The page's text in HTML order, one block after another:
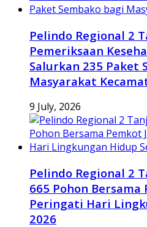
Pelindo Regional 2
Pemeriksaan
Salurkan 235 Paket
Masyarakat
9 July, 2026
Pelindo Regional 2
665 Pohon
Peringati Hari
2026